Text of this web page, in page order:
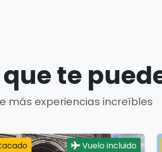
te
más experiencias increíbles
Vuelo incluido